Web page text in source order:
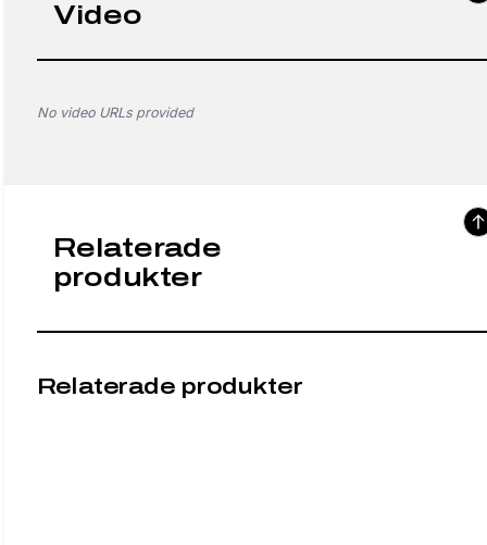
Video
No video URLs provided
Relaterade
produkter
Relaterade produkter